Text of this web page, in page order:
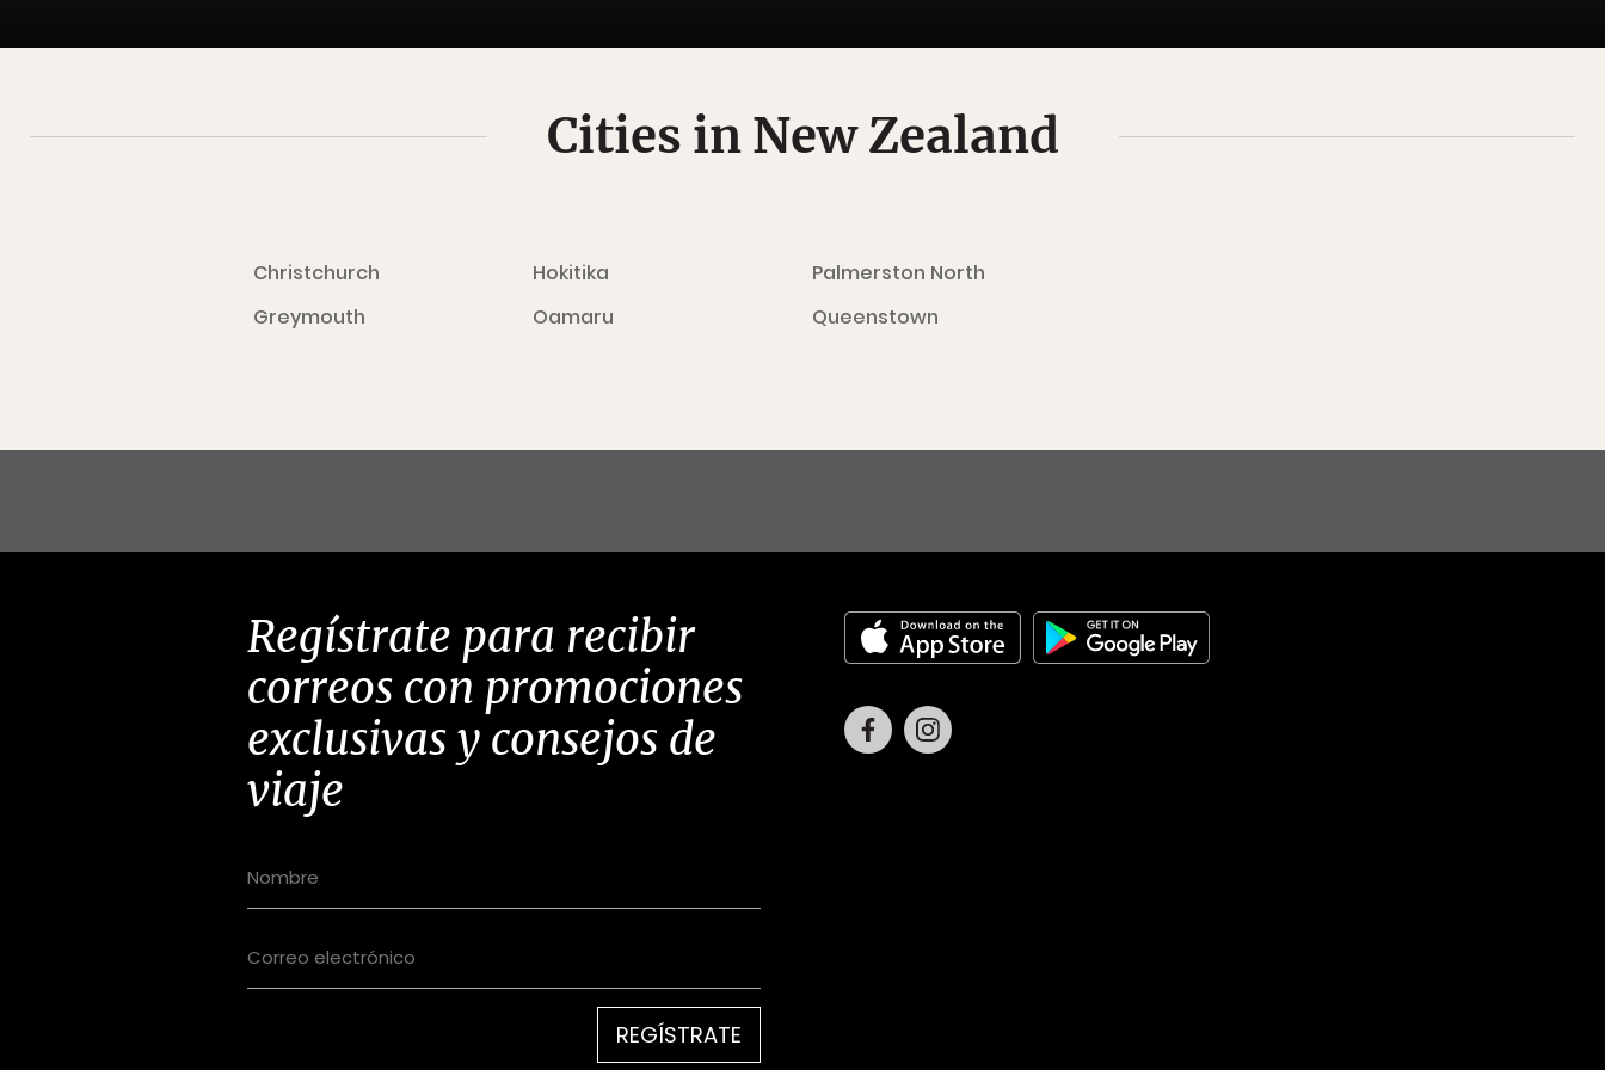
Cities in New Zealand
Christchurch
Greymouth
Hokitika
Oamaru
Palmerston North
Queenstown
Regístrate para recibir
correos con promociones
exclusivas y consejos de
viaje
REGÍSTRATE
Facebook